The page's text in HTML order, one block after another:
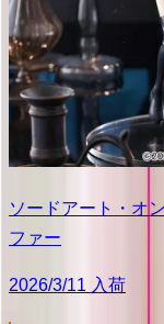
ソードアート・
ファー
2026/3/11 入荷